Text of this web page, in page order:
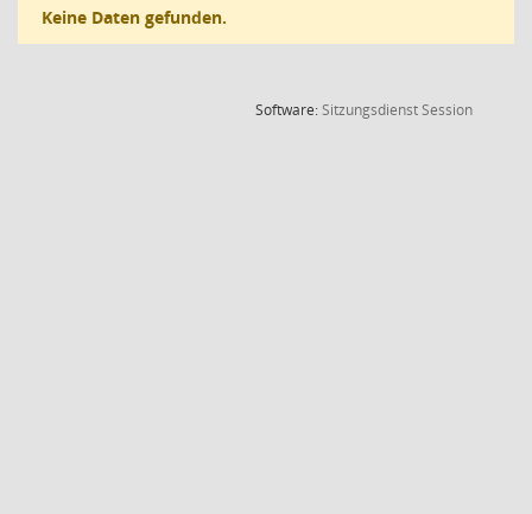
Keine Daten gefunden.
Software:SitzungsdienstSession(Wird in